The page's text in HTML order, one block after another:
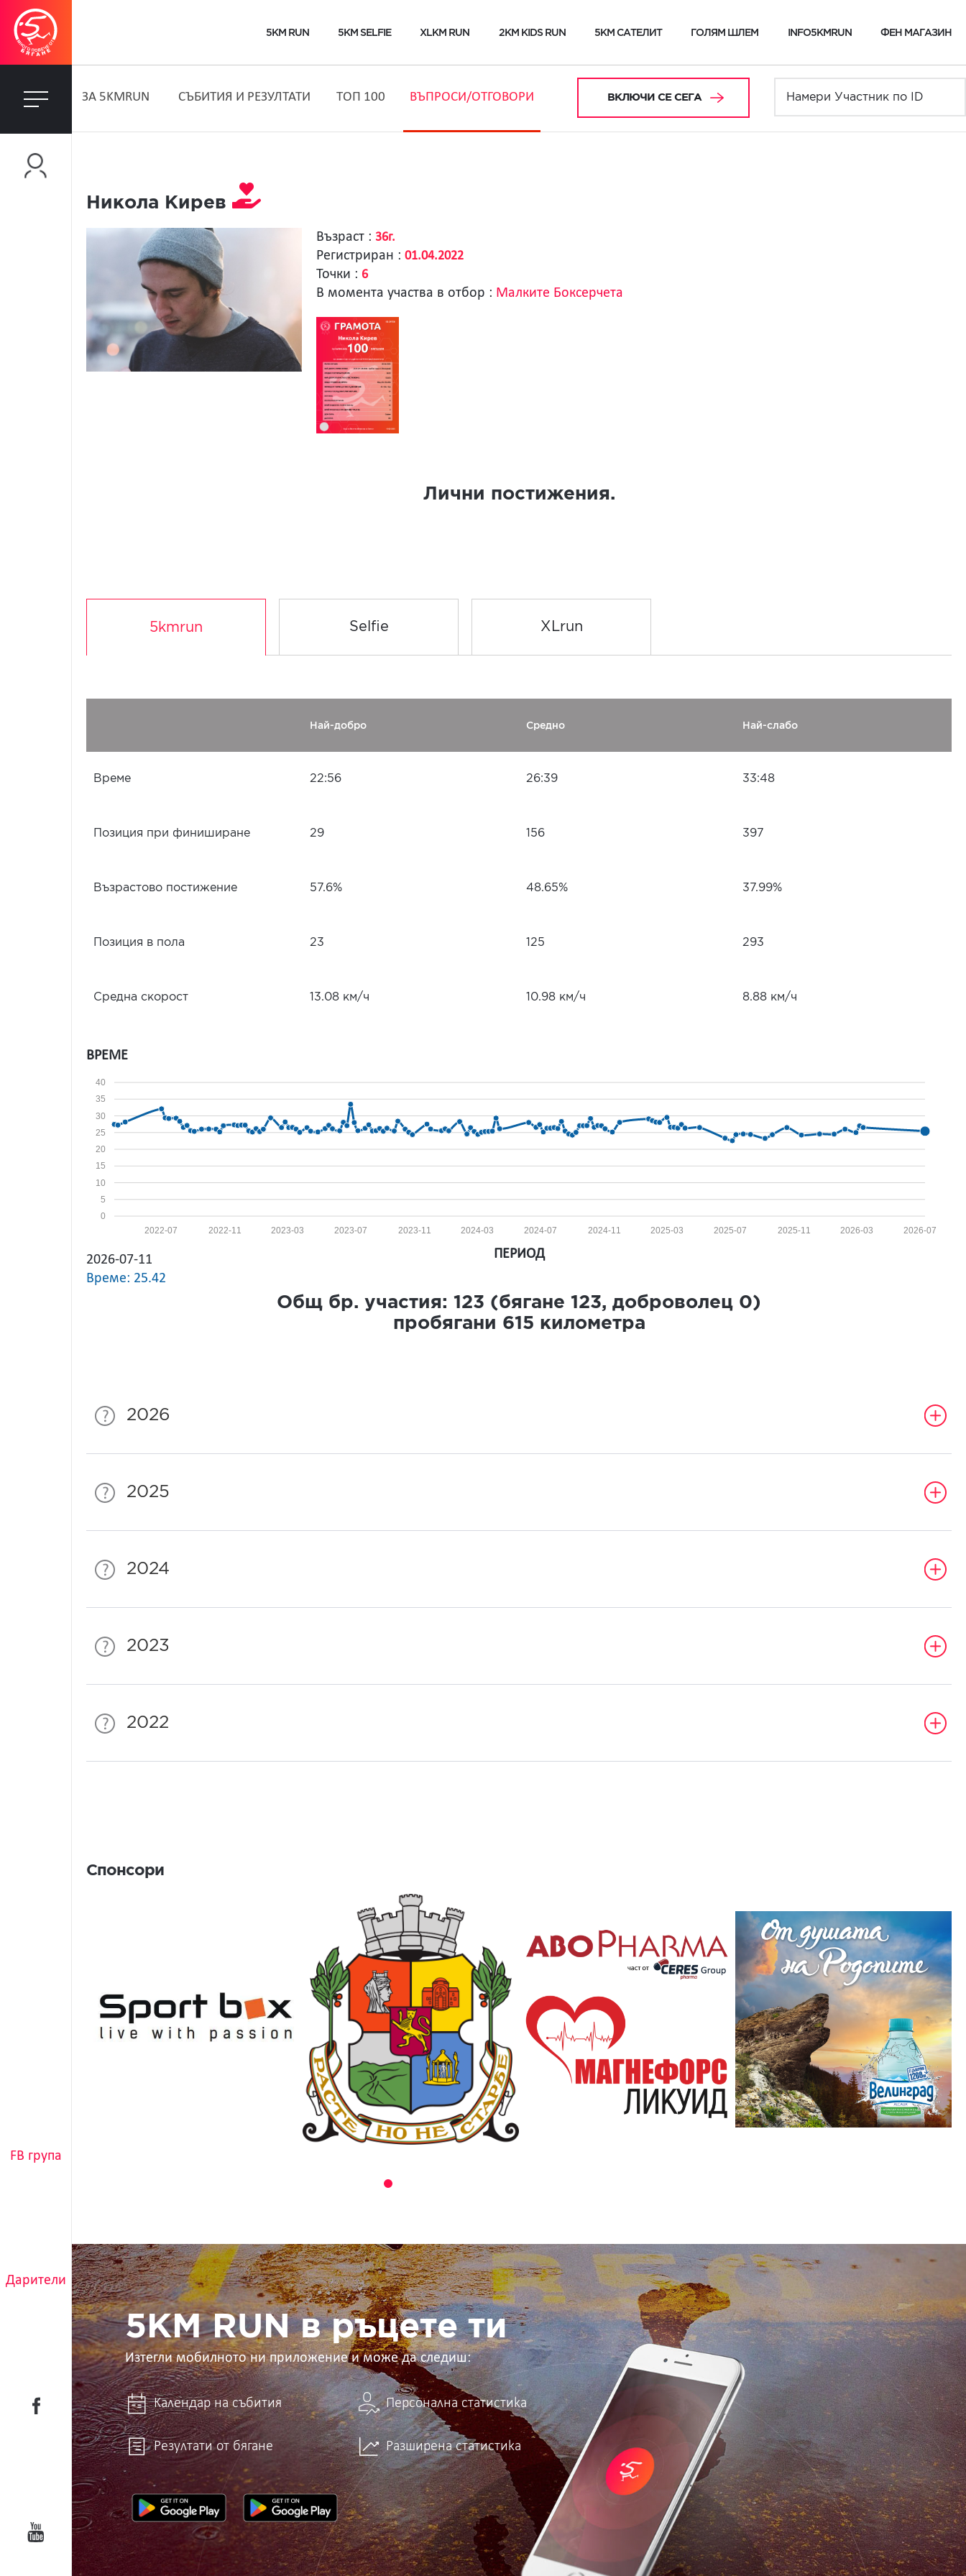
5KM RUN 5KM SELFIE XLKM RUN 2KM KIDS RUN 5KM САТЕЛИТ ГОЛЯМ ШЛЕМ INFO5KMRUN ФЕН МАГАЗИН
FB група
Дарители
ЗA 5KMRUN СЪБИТИЯ И РЕЗУЛТАТИ ТОП 100 ВЪПРОСИ/ОТГОВОРИ ВКЛЮЧИ СЕ СЕГА
Никола Кирев
Възраст : 36г.
Регистриран : 01.04.2022
Точки : 6
В момента участва в отбор : Малките Боксерчета
Лични постижения.
5kmrun Selfie XLrun
Най-добро Средно Най-слабо
Време 22:56 26:39 33:48
Позиция при финиширане 29 156 397
Възрастово постижение 57.6% 48.65% 37.99%
Позиция в пола 23 125 293
Средна скорост 13.08 км/ч 10.98 км/ч 8.88 км/ч
ВРЕМЕ
0
5
10
15
20
25
30
35
40
2026-07
2026-03
2025-11
2025-07
2025-03
2024-11
2024-07
2024-03
2023-11
2023-07
2023-03
2022-11
2022-07
2026-07-11
Време: 25.42
ПЕРИОД
Общ бр. участия: 123 (бягане 123, доброволец 0)
пробягани 615 километра
2026
2025
2024
2023
2022
Спонсори
5KM
RUN
в
ръцете
ти
5KM RUN в ръцете ти
Изтегли мобилното ни приложение и може да следиш:
Календар на събития Персонална статистика
Резултати от бягане Разширена статистика